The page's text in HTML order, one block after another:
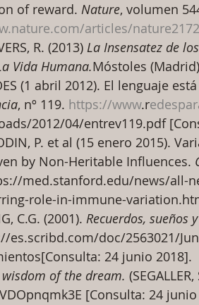
of reward. Nature, volumen
articles/
R. (2013) La Insensatez de
Vida Humana.Móstoles
(1 abril 2012). El lenguaje
, nº 119. https://www.r
2012/04/entrev119.pdf
P. et al (15 enero 2015).
by Non-Heritable Influences.
med.stanford.edu/news/all-
role-in-immune-
C.G. (2001). Recuerdos, sueños
es.scribd.com/doc/2563021/
24 junio 2018].
wisdom of the dream.
[Consulta: 24